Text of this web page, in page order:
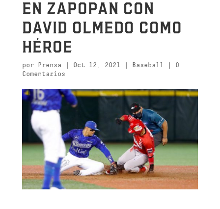
en Zapopan con
David Olmedo como
héroe
por Prensa Oct 12, 2021 Baseball
0
Comentarios